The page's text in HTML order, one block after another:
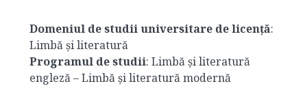
Domeniul de studii universitare de licență:
Limbă și literatură
Programul de studii: Limbă și literatură
engleză – Limbă și literatură modernă